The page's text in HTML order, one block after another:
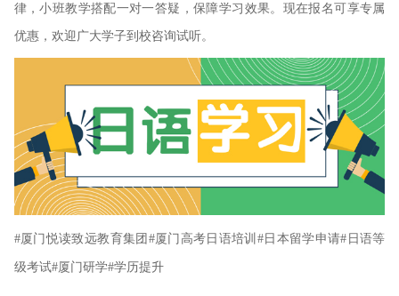
律，小班教学搭配一对一答疑，保障学习效果。现在报名可享专属
优惠，欢迎广大学子到校咨询试听。
#厦门悦读致远教育集团#厦门高考日语培训 #日本留学申请# 日语等
级考试#厦门研学#学历提升